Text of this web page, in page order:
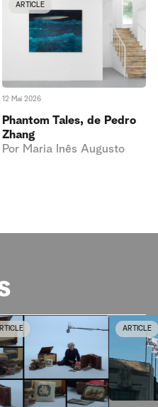
ARTICLE
12 Mai 2026
Phantom Tales, de Pedro
Zhang
Por Maria Inês Augusto
ARTICLE